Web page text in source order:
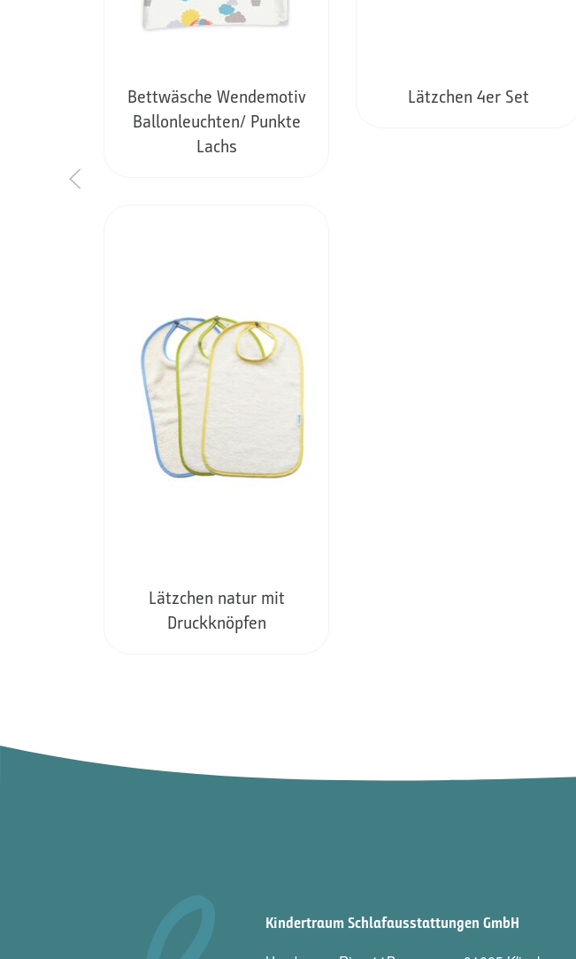
Bettwäsche Wendemotiv
Ballonleuchten/ Punkte
Lachs
Lätzchen 4er Set
Lätzchen natur mit
Druckknöpfen
Kindertraum Schlafausstattungen GmbH